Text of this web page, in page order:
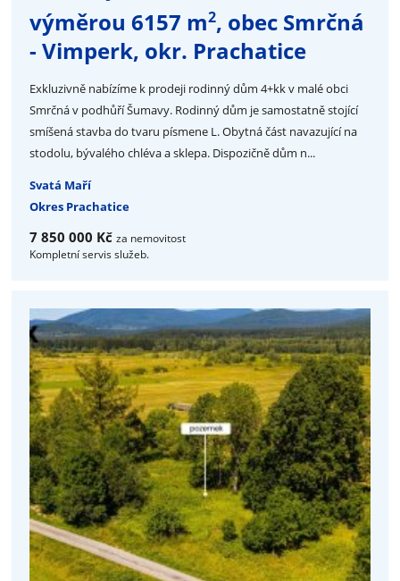
výměrou 6157 m2, obec Smrčná
- Vimperk, okr. Prachatice
Exkluzivně nabízíme k prodeji rodinný dům 4+kk v malé obci
Smrčná v podhůří Šumavy. Rodinný dům je samostatně stojící
smíšená stavba do tvaru písmene L. Obytná část navazující na
stodolu, bývalého chléva a sklepa. Dispozičně dům n...
Svatá Maří
Okres Prachatice
7 850 000 Kč za nemovitost
Kompletní servis služeb.